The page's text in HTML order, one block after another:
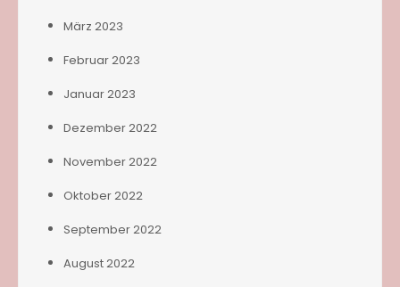
März 2023
Februar 2023
Januar 2023
Dezember 2022
November 2022
Oktober 2022
September 2022
August 2022